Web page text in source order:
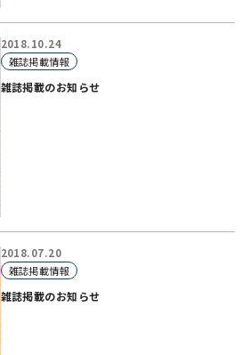
2018.10.24
雑誌掲載情報
雑誌掲載のお知らせ
2018.07.20
雑誌掲載情報
雑誌掲載のお知らせ